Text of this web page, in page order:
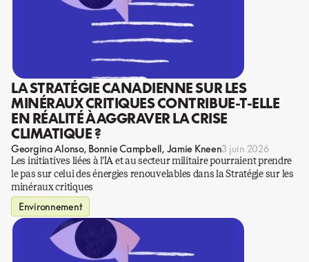
LA STRATÉGIE CANADIENNE SUR LES
MINÉRAUX CRITIQUES CONTRIBUE-T-ELLE
EN RÉALITÉ À AGGRAVER LA CRISE
CLIMATIQUE ?
Georgina Alonso Bonnie Campbell Jamie Kneen3 juin 2026
Les initiatives liées à l’IA et au secteur militaire pourraient prendre
le pas sur celui des énergies renouvelables dans la Stratégie sur les
minéraux critiques
Environnement